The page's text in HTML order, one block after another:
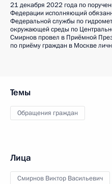
21 декабря 2022 года по
Федерации исполняющий
Федеральной службы по
окружающей среды по
Смирнов провел в Приёмной
по приёму граждан в Москве
Темы
Обращения граждан
Лица
Смирнов Виктор Васильевич